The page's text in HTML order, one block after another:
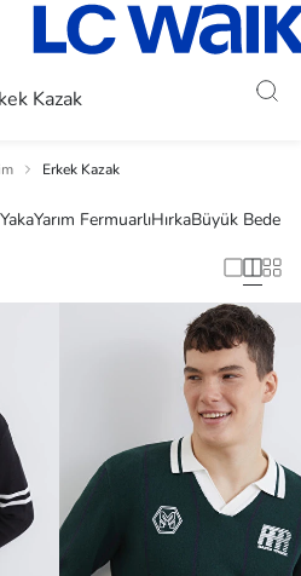
Kazak
Erkek Kazak
Yarım FermuarlıHırkaBüyük Beden